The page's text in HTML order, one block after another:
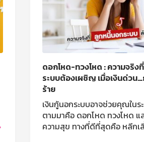
ดอกโหด-ทวงโหด : ความจริ
ระบบต้องเผชิญ เมื่อเงินด่วน
ร้าย
เงินกู้นอกระบบอาจช่วยคุณในร
ตามมาคือ ดอกโหด ทวงโหด แ
ความสุข ทางที่ดีที่สุดคือ หลีกเ